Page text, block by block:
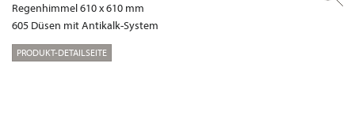
Regenhimmel 610 x 610 mm
605 Düsen mit Antikalk-System
PRODUKT-DETAILSEITE